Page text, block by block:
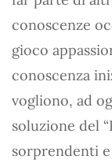
conoscenze
gioco
conoscenza
vogliono, ad
soluzione del
sorprendenti